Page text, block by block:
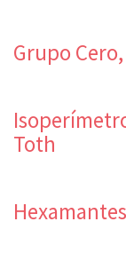
Grupo
Toth
Hexamantes